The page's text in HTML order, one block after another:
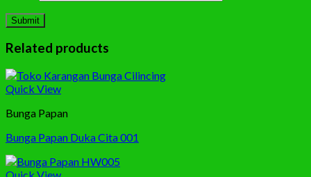
Related products
Quick View
Bunga Papan
Bunga Papan Duka Cita 001